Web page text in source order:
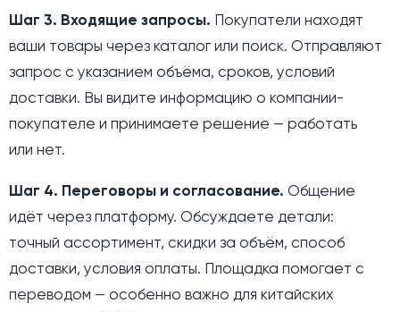
Шаг 3. Входящие запросы. Покупатели находят
ваши товары через каталог или поиск. Отправляют
запрос с указанием объёма, сроков, условий
доставки. Вы видите информацию о компании-
покупателе и принимаете решение — работать
или нет.
Шаг 4. Переговоры и согласование. Общение
идёт через платформу. Обсуждаете детали:
точный ассортимент, скидки за объём, способ
доставки, условия оплаты. Площадка помогает с
переводом — особенно важно для китайских